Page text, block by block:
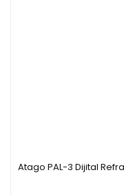
Atago PAL-3 Dijital